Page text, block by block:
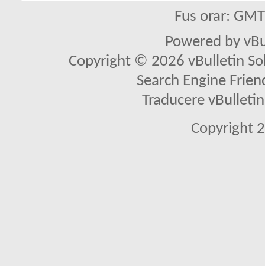
Fus orar:
Powered by
Copyright © 2026 vBulletin
Search Engine
Traducere
Copyright